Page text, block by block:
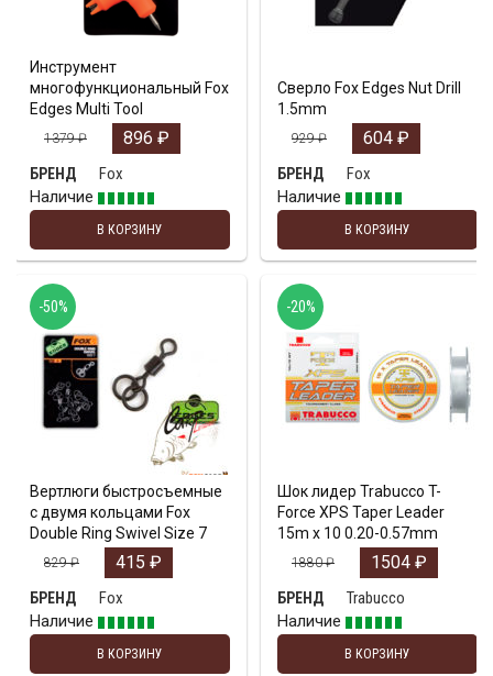
Инструмент
многофункциональный Fox
Edges Multi Tool
1379₽ 896 ₽
БРЕНД
Fox
Наличие
В КОРЗИНУ
Сверло Fox Edges Nut Drill
1.5mm
929₽ 604 ₽
БРЕНД
Fox
Наличие
В КОРЗИНУ
Вертлюги быстросъемные
с двумя кольцами Fox
Double Ring Swivel Size 7
829₽ 415 ₽
БРЕНД
Fox
Наличие
В КОРЗИНУ
-50%
Шок лидер Trabucco T-
Force XPS Taper Leader
15m x 10 0.20-0.57mm
1880₽ 1504 ₽
БРЕНД
Trabucco
Наличие
В КОРЗИНУ
-20%